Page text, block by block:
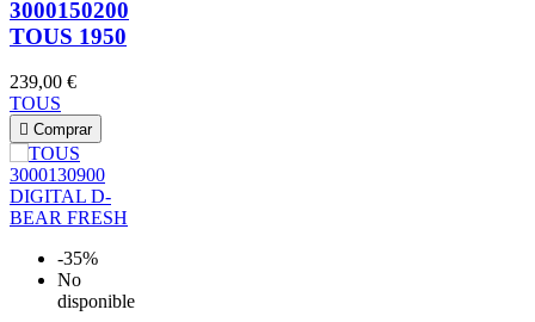
3000150200
TOUS 1950
239,00 €
TOUS
 Comprar
-35%
No
disponible